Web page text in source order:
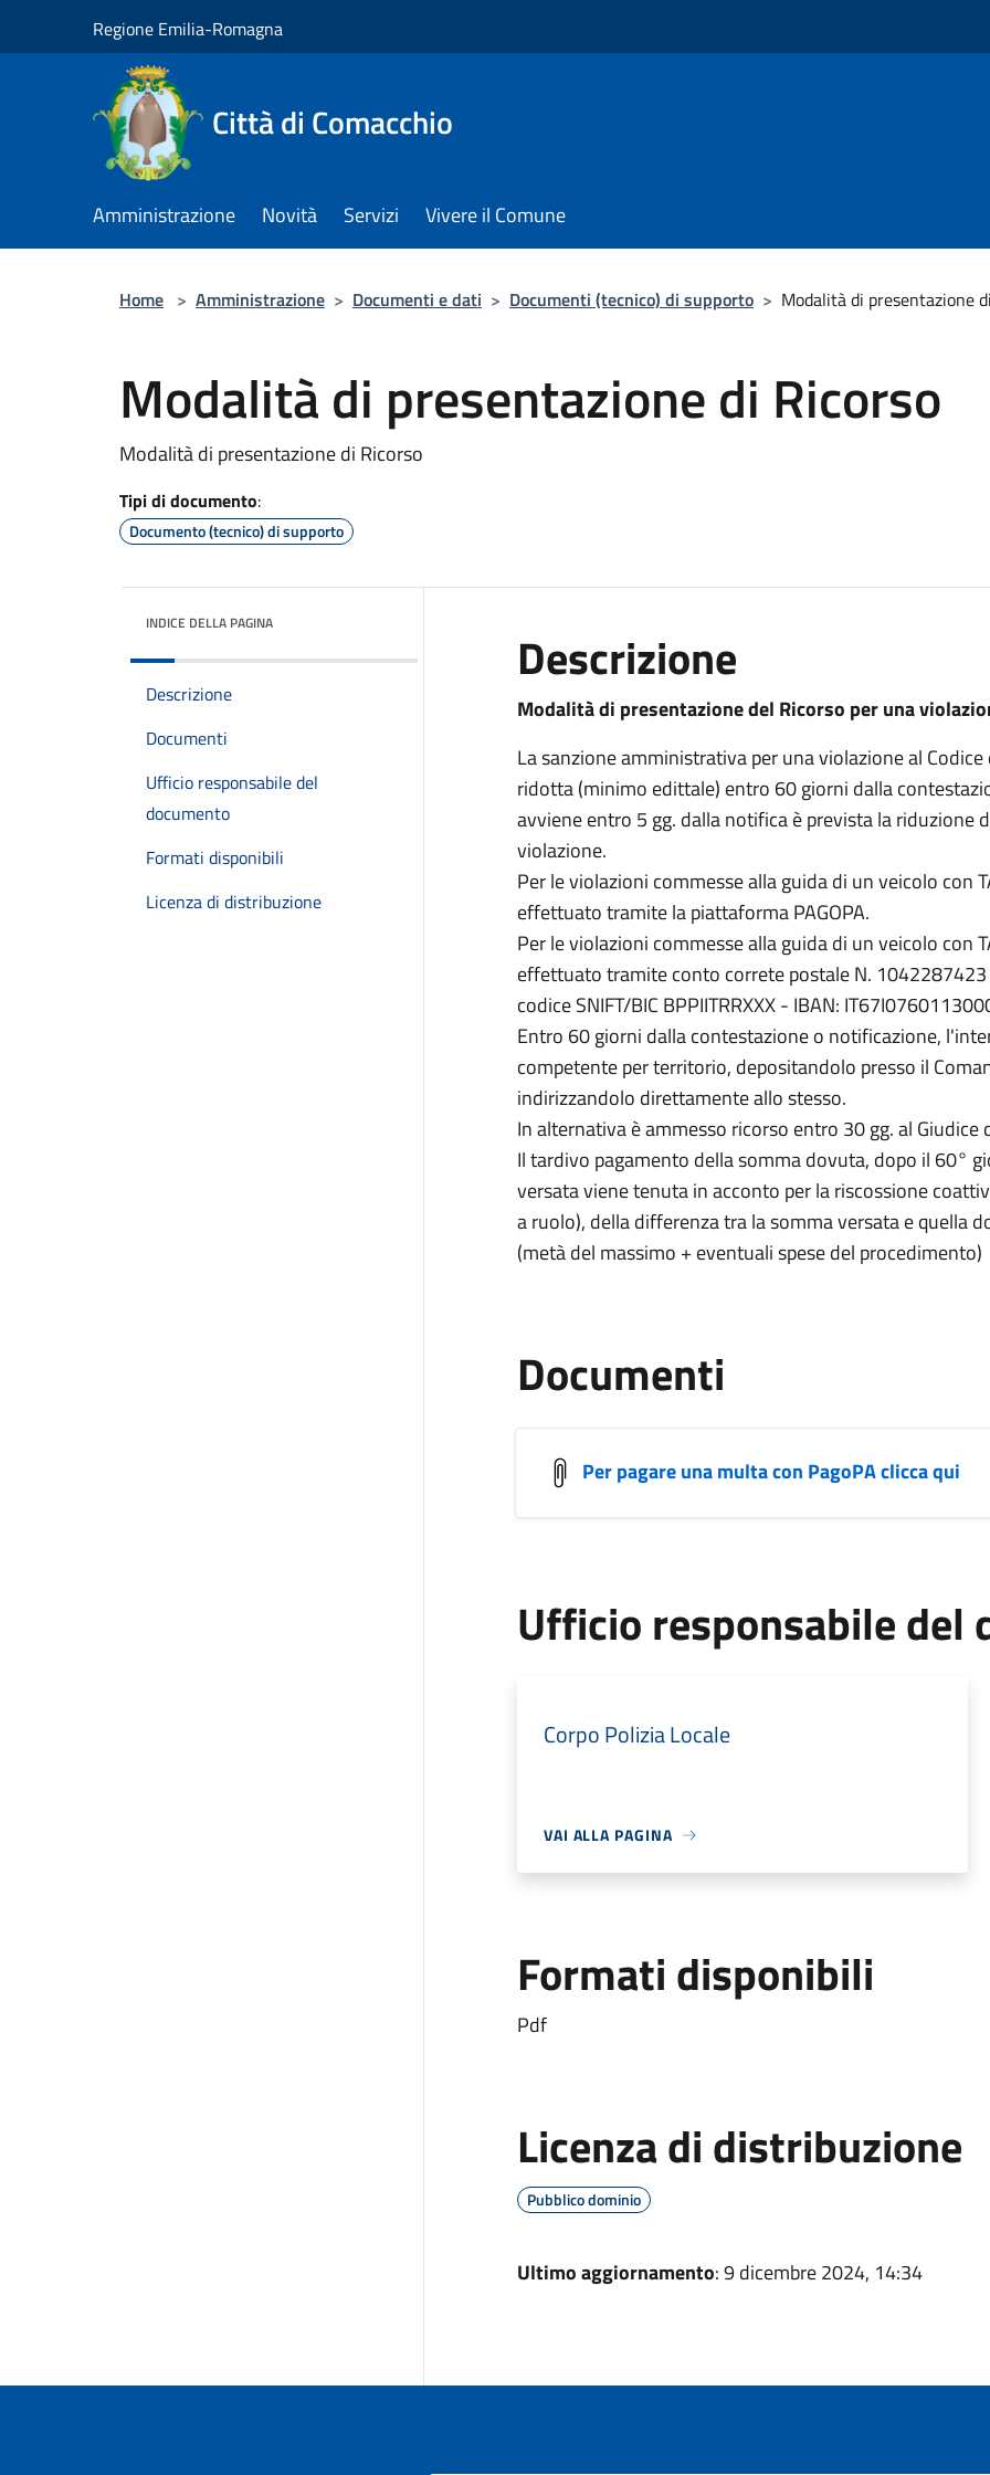
Regione Emilia-Romagna
Città di Comacchio
Amministrazione Novità Servizi Vivere il Comune
Home > Amministrazione > Documenti e dati > Documenti (tecnico) di supporto > Modalità di presentazione
Modalità di presentazione di Ricorso
Modalità di presentazione di Ricorso
Tipi di documento:
Documento (tecnico) di supporto
INDICE DELLA PAGINA
Descrizione
Documenti
Ufficio responsabile del
documento
Formati disponibili
Licenza di distribuzione
Descrizione
Modalità di presentazione del Ricorso per una
La sanzione amministrativa per una violazione al
ridotta (minimo edittale) entro 60 giorni dalla
avviene entro 5 gg. dalla notifica è prevista la riduzione
violazione.
Per le violazioni commesse alla guida di un veicolo con
effettuato tramite la piattaforma PAGOPA.
Per le violazioni commesse alla guida di un veicolo con
effettuato tramite conto correte postale N.
codice SNIFT/BIC BPPIITRRXXX - IBAN:
Entro 60 giorni dalla contestazione o notificazione,
competente per territorio, depositandolo presso il
indirizzandolo direttamente allo stesso.
In alternativa è ammesso ricorso entro 30 gg. al
Il tardivo pagamento della somma dovuta, dopo il 60°
versata viene tenuta in acconto per la riscossione
a ruolo), della differenza tra la somma versata e quella
(metà del massimo + eventuali spese del procedimento)
Documenti
Per pagare una multa con PagoPA clicca qui
Ufficio responsabile del
Corpo Polizia Locale
VAI ALLA PAGINA
Formati disponibili
Pdf
Licenza di distribuzione
Pubblico dominio
Ultimo aggiornamento: 9 dicembre 2024, 14:34